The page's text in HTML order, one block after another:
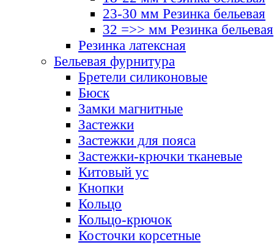
23-30 мм Резинка бельевая
32 =>> мм Резинка бельевая
Резинка латексная
Бельевая фурнитура
Бретели силиконовые
Бюск
Замки магнитные
Застежки
Застежки для пояса
Застежки-крючки тканевые
Китовый ус
Кнопки
Кольцо
Кольцо-крючок
Косточки корсетные